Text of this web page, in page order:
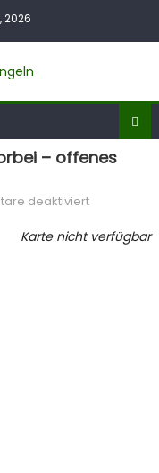
2026
– offenes
deaktiviertfür
mal
Karte nicht verfügbar